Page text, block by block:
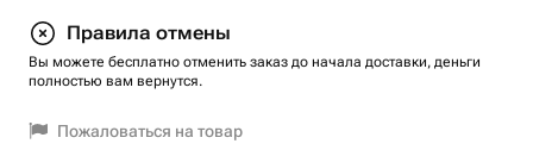
Тематика: полеты
Тематика: с детьми
Тематика: экстрим
Вес: 0.1 кг..
Правила отмены
Вы можете бесплатно отменить заказ до начала доставки, деньги
полностью вам вернутся.
Пожаловаться на товар